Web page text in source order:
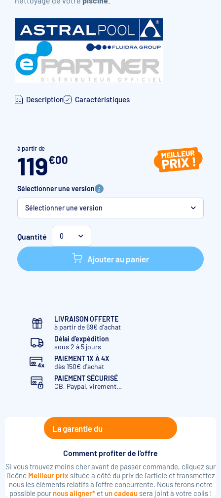
Description Caractéristiques
à partir de
119€00
Sélectionner une version
Sélectionner une version
Monophasé
Triphasé
Quantité 0
Ajouter au panier
LIVRAISON OFFERTE
à partir de 69€ d’achat
Délai d'expédition
sous 2 à 5 jours
PAIEMENT 1X À 4X
dès 150€ d'achat
PAIEMENT SÉCURISÉ
CB, Paypal, virement…
La garantie du
Comment profiter de l'offre
Si vous trouvez moins cher avant de passer commande, cliquez sur
l'icône Meilleur prixsituée à côté du prix de l'article et transmettez
nous les éléments relatifs à l'offre concurrente. Nous ferons notre
possible pour nous aligner*etun cadeausera joint à votre colis !